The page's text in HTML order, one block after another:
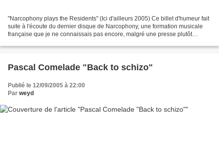
"Narcophony plays the Residents" (Ici d'ailleurs 2005) Ce billet d'humeur fait
suite à l'écoute du dernier disque de Narcophony, une formation musicale
française que je ne connaissais pas encore, malgré une presse plutôt
Pascal Comelade "Back to schizo"
Publié le 12/09/2005 à 22:00
Par weyd